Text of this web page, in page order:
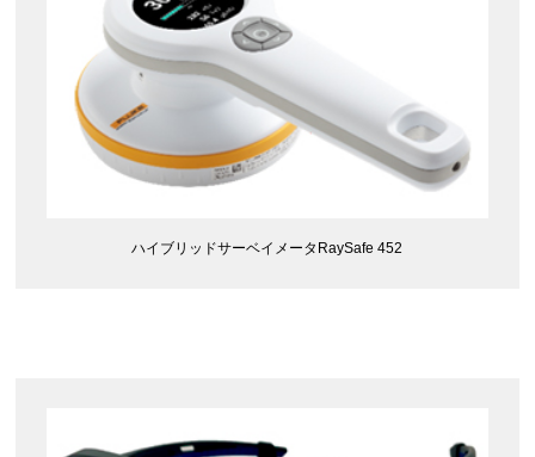
ハイブリッドサーベイメータRaySafe 452